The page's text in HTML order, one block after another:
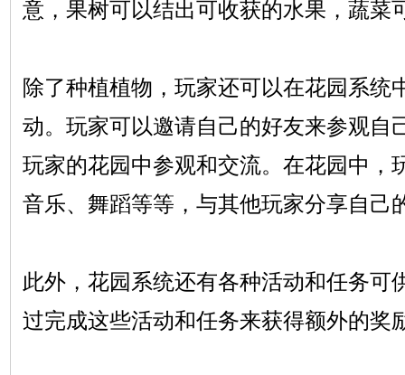
意，果树可以结出可收获的水果，蔬菜
除了种植植物，玩家还可以在花园系统
动。玩家可以邀请自己的好友来参观自
玩家的花园中参观和交流。在花园中，
音乐、舞蹈等等，与其他玩家分享自己
此外，花园系统还有各种活动和任务可
过完成这些活动和任务来获得额外的奖